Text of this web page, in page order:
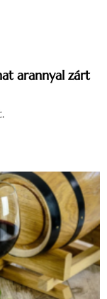
arannyal zárt